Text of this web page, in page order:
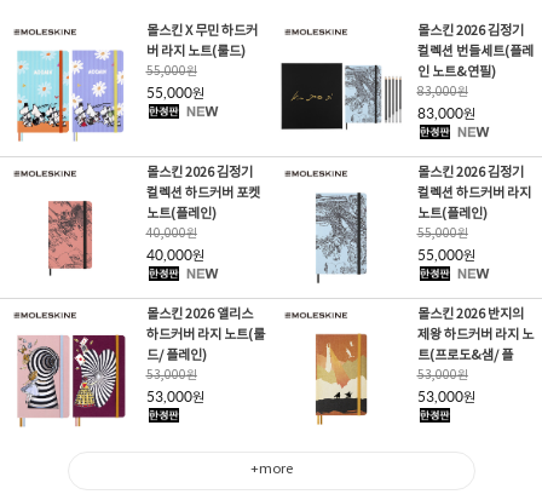
몰스킨 X 무민 하드커
버 라지 노트(룰드)
55,000원
55,000원
몰스킨 2026 김정기
컬렉션 번들세트(플레
인 노트&연필)
83,000원
83,000원
몰스킨 2026 김정기
컬렉션 하드커버 포켓
노트(플레인)
40,000원
40,000원
몰스킨 2026 김정기
컬렉션 하드커버 라지
노트(플레인)
55,000원
55,000원
몰스킨 2026 앨리스
하드커버 라지 노트(룰
드/ 플레인)
53,000원
53,000원
몰스킨 2026 반지의
제왕 하드커버 라지 노
트(프로도&샘/ 플
53,000원
53,000원
+more